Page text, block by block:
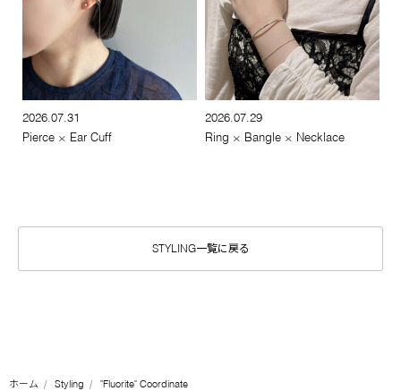
2026.07.31
Pierce × Ear Cuff
2026.07.29
Ring × Bangle × Necklace
STYLING一覧に戻る
ホーム Styling "Fluorite" Coordinate